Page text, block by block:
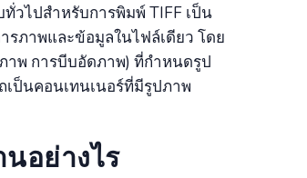
วไปสำหรับการพิมพ์ TIFF เป็น
ภาพและข้อมูลในไฟล์เดียว โดย
พ การบีบอัดภาพ) ที่กำหนดรูป
เป็นคอนเทนเนอร์ที่มีรูปภาพ
อย่างไร